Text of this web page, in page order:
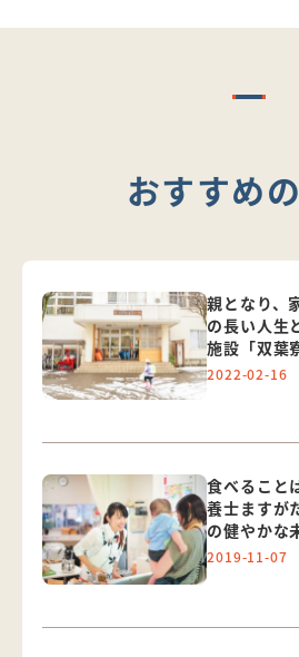
おすすめ
親となり、
の長い人生
施設「双葉
2022-02-16
食べること
養士ますが
の健やかな
2019-11-07